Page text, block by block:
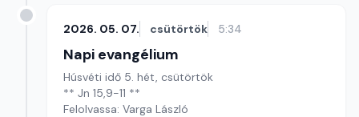
2026. 05. 07. csütörtök 5:34
Napi evangélium
Húsvéti idő 5. hét, csütörtök
** Jn 15,9-11 **
Felolvassa: Varga László